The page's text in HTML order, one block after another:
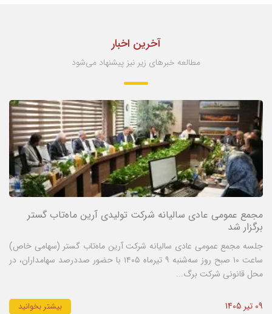
آخرین اخبار
مطالعه خبرهای زیر نیز پیشنهاد می‌شود
مجمع عمومی عادی سالیانه شرکت تولیدی آرین ماه‌تاب گستر
برگزار شد
جلسه مجمع عمومی عادی سالیانه شرکت آرین ماه‌تاب گستر (سهامی خاص)
ساعت ۱۰ صبح روز سه‌شنبه ۹ تیرماه ۱۴۰۵ با حضور صددرصد سهامداران، در
محل قانونی شرکت برگ...
09 تیر 1405 بیشتر بخوانید